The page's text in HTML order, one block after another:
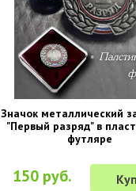
Значок металлический
"Первый разряд" в
футляре
150 руб.